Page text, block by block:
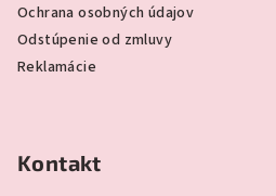
Ochrana osobných údajov
Odstúpenie od zmluvy
Reklamácie
Kontakt